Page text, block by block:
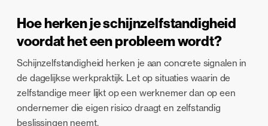
Hoe herken je schijnzelfstandigheid
voordat het een probleem wordt?
Schijnzelfstandigheid herken je aan concrete signalen in
de dagelijkse werkpraktijk. Let op situaties waarin de
zelfstandige meer lijkt op een werknemer dan op een
ondernemer die eigen risico draagt en zelfstandig
beslissingen neemt.